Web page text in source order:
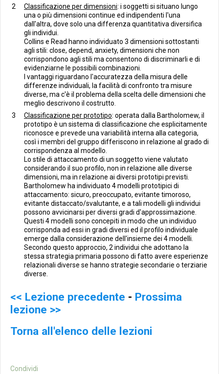
Classificazione per dimensioni: i soggetti si situano lungo
una o più dimensioni continue ed indipendenti l'una
dall'altra, dove solo una differenza quantitativa diversifica
gli individui.
Collins e Read hanno individuato 3 dimensioni sottostanti
agli stili: close, depend, anxiety, dimensioni che non
corrispondono agli stili ma consentono di discriminarli e di
evidenziarne le possibili combinazioni.
I vantaggi riguardano l'accuratezza della misura delle
differenze individuali, la facilità di confronto tra misure
diverse, ma c'è il problema della scelta delle dimensioni che
meglio descrivono il costrutto.
Classificazione per prototipo: operata dalla Bartholomew, il
prototipo è un sistema di classificazione che esplicitamente
riconosce e prevede una variabilità interna alla categoria,
così i membri del gruppo differiscono in relazione al grado di
corrispondenza al modello.
Lo stile di attaccamento di un soggetto viene valutato
considerando il suo profilo, non in relazione alle diverse
dimensioni, ma in relazione ai diversi prototipi previsti.
Bartholomew ha individuato 4 modelli prototipici di
attaccamento: sicuro, preoccupato, evitante timoroso,
evitante distaccato/svalutante, e a tali modelli gli individui
possono avvicinarsi per diversi gradi d'approssimazione.
Questi 4 modelli sono concepiti in modo che un individuo
corrisponda ad essi in gradi diversi ed il profilo individuale
emerge dalla considerazione dell'insieme dei 4 modelli.
Secondo questo approccio, 2 individui che adottano la
stessa strategia primaria possono di fatto avere esperienze
relazionali diverse se hanno strategie secondarie o terziarie
diverse.
<< Lezione precedente - Prossima
lezione >>
Torna all'elenco delle lezioni
Condividi